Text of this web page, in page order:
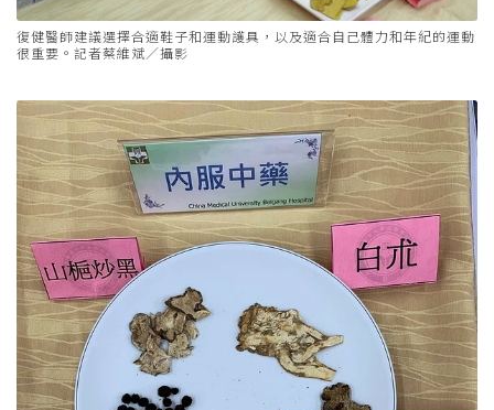
復健醫師建議選擇合適鞋子和運動護具，以及適合自己體力和年紀的運動
很重要。記者蔡維斌／攝影